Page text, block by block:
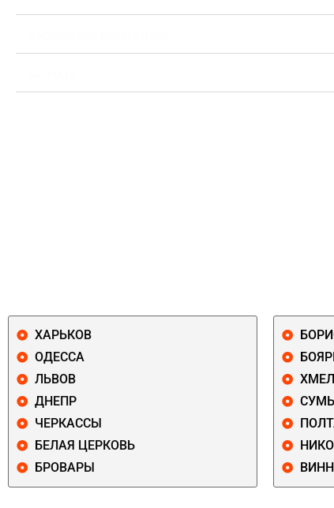
ХАРЬКОВ
ОДЕССА
ЛЬВОВ
ДНЕПР
ЧЕРКАССЫ
БЕЛАЯ ЦЕРКОВЬ
БРОВАРЫ